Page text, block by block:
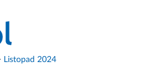
Listopad 2024